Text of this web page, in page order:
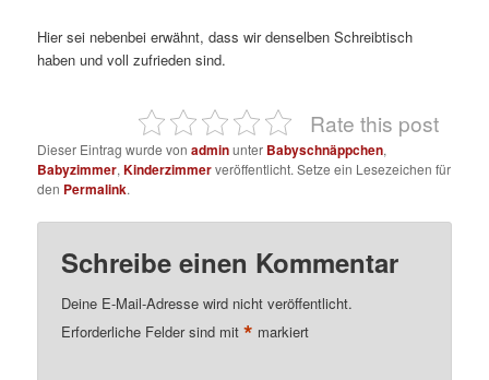
Hier sei nebenbei erwähnt, dass wir denselben Schreibtisch
haben und voll zufrieden sind.
Rate this post
Dieser Eintrag wurde vonadminunter Babyschnäppchen,
Babyzimmer,Kinderzimmerveröffentlicht. Setze ein Lesezeichen für
den Permalink.
Schreibe einen Kommentar
Deine E-Mail-Adresse wird nicht veröffentlicht.
Erforderliche Felder sind mit* markiert